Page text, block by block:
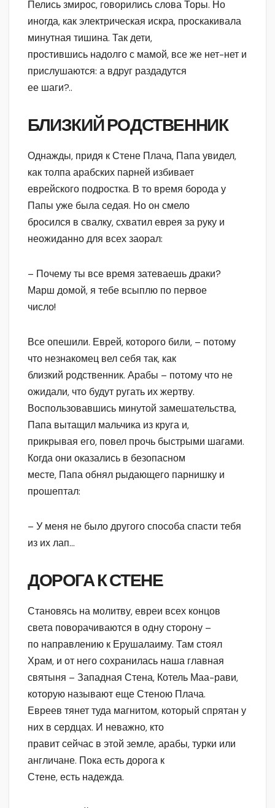
Пелись змирос, говорились слова Торы. Но
иногда, как электрическая искра, проскакивала
минутная тишина. Так дети,
простившись надолго с мамой, все же нет-нет и
прислушаются: а вдруг раздадутся
ее шаги?..
БЛИЗКИЙ РОДСТВЕННИК
Однажды, придя к Стене Плача, Папа увидел,
как толпа арабских парней избивает
еврейского подростка. В то время борода у
Папы уже была седая. Но он смело
бросился в свалку, схватил еврея за руку и
неожиданно для всех заорал:
– Почему ты все время затеваешь драки?
Марш домой, я тебе всыплю по первое
число!
Все опешили. Еврей, которого били, – потому
что незнакомец вел себя так, как
близкий родственник. Арабы – потому что не
ожидали, что будут ругать их жертву.
Воспользовавшись минутой замешательства,
Папа вытащил мальчика из круга и,
прикрывая его, повел прочь быстрыми шагами.
Когда они оказались в безопасном
месте, Папа обнял рыдающего парнишку и
прошептал:
– У меня не было другого способа спасти тебя
из их лап…
ДОРОГА К СТЕНЕ
Становясь на молитву, евреи всех концов
света поворачиваются в одну сторону –
по направлению к Ерушалаиму. Там стоял
Храм, и от него сохранилась наша главная
святыня – Западная Стена, Котель Маа-рави,
которую называют еще Стеною Плача.
Евреев тянет туда магнитом, который спрятан у
них в сердцах. И неважно, кто
правит сейчас в этой земле, арабы, турки или
англичане. Пока есть дорога к
Стене, есть надежда.